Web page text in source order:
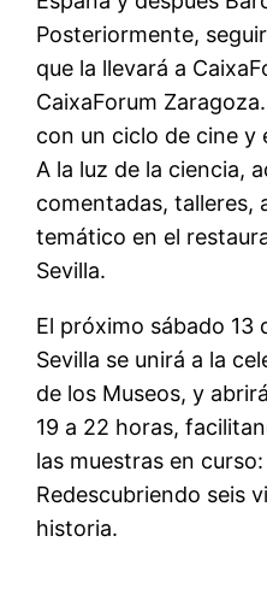
Posteriormente,
que la llevará a
CaixaForum
con un ciclo de cine y
A la luz de la ciencia,
comentadas, talleres,
temático en el
Sevilla.
El próximo sábado 13
Sevilla se unirá a la
de los Museos, y
19 a 22 horas,
las muestras en
Redescubriendo seis
historia.